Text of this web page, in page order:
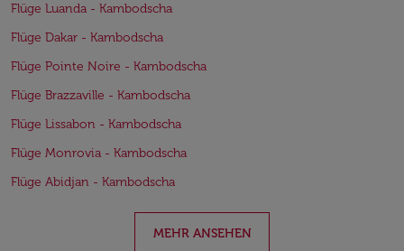
Flüge Luanda - Kambodscha
Flüge Dakar - Kambodscha
Flüge Pointe Noire - Kambodscha
Flüge Brazzaville - Kambodscha
Flüge Lissabon - Kambodscha
Flüge Monrovia - Kambodscha
Flüge Abidjan - Kambodscha
MEHR ANSEHEN